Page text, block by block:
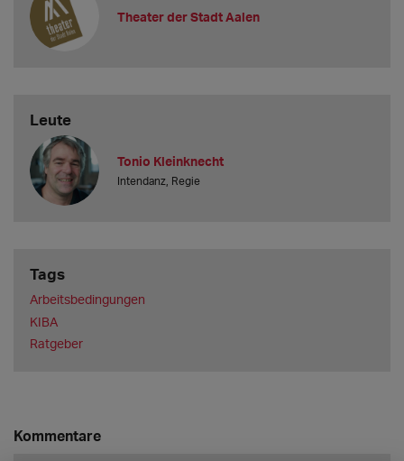
Welc Theater der Stadt Aalen
Leute
Tonio Kleinknecht
Intendanz, Regie
Tags
Arbeitsbedingungen
KIBA
Ratgeber
Kommentare